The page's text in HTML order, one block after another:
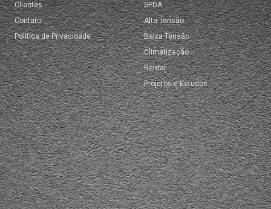
Clientes
Contato
Política de Privacidade
SPDA
Alta Tensão
Baixa Tensão
Climatização
Rental
Projetos e Estudos